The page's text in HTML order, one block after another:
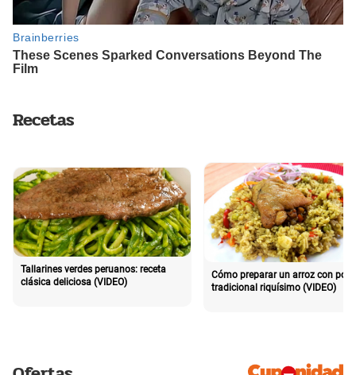
Recetas
Tallarines verdes peruanos: receta
clásica deliciosa (VIDEO)
Cómo preparar un arroz con pollo
tradicional riquísimo (VIDEO)